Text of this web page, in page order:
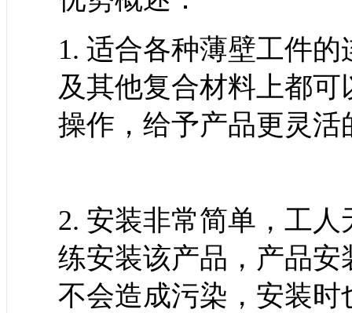
1. 适合各种薄壁工件
及其他复合材料上都
操作，给予产品更灵
2. 安装非常简单，工
练安装该产品，产品
不会造成污染，安装